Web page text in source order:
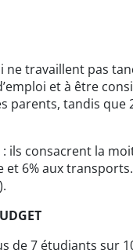
travaillent pas
et à être
tandis que
ils consacrent la
et 6% aux
de 7 étudiants sur